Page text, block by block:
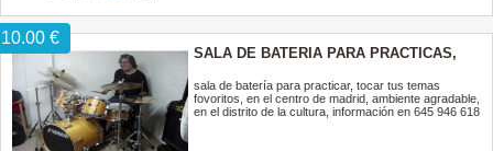
10.00 €
SALA DE BATERIA PARA PRACTICAS,
sala de batería para practicar, tocar tus temas
fovoritos, en el centro de madrid, ambiente agradable,
en el distrito de la cultura, información en 645 946 618